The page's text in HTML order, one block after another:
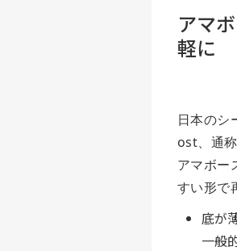
アマ
軽に
日本のシ
ost、通
アマボー
すい形で
底が
一般